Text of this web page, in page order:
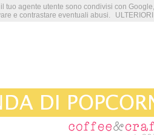
agente utente sono condivisi con
e contrastare eventuali abusi.